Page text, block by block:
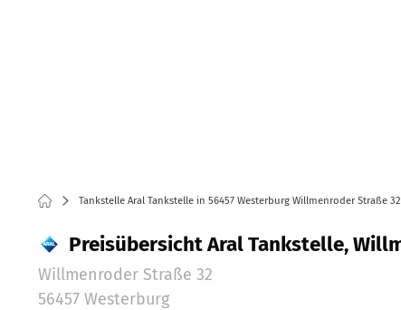
Tankstelle Aral Tankstelle in 56457 Westerburg Willmenroder Straße 32
Preisübersicht Aral Tankstelle,
Willmenroder Straße 32
56457 Westerburg